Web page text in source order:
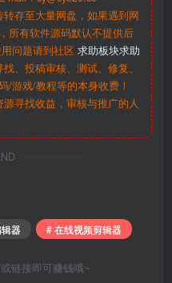
存至大量网盘，如果遇到网
所有软件源码默认不提供后
问题请到社区 求助板块求助
、投稿审核、测试、修复、
/游戏/教程等的本身收费！
寻找收益，审核与推广的人
器 # 在线视频剪辑器
链接即可赚钱哦~